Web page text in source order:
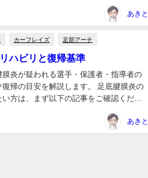
あきと
カーフレイズ 足部アーチ
ハビリと復帰基準
炎が疑われる選手・保護者・指導者の
帰の目安を解説します。 足底腱膜炎の
方は、まず以下の記事をご確認くださ
あきと